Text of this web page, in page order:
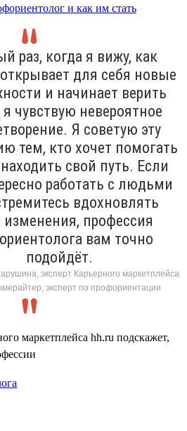
раз, когда я вижу, как
для себя новые
и начинает верить
я чувствую невероятное
Я советую эту
тем, кто хочет помогать
свой путь. Если
работать с людьми
вдохновлять
изменения, профессия
вам точно
подойдёт.
эксперт Карьерного маркетплейса
эксперт по профориентации
маркетплейса hh.ru подскажет,